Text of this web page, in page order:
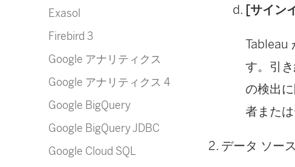
Exasol
Firebird 3
Google アナリティクス
Google アナリティクス 4
Google BigQuery
Google BigQuery JDBC
Google Cloud SQL
[サイン
Tableau
す。引
の検出
者また
データ ソー